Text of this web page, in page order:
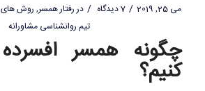
می 25, 2019 / 7 دیدگاه / دررفتار همسر, روش های
تیم روانشناسی مشاورانه
چگونه همسر
کنیم؟